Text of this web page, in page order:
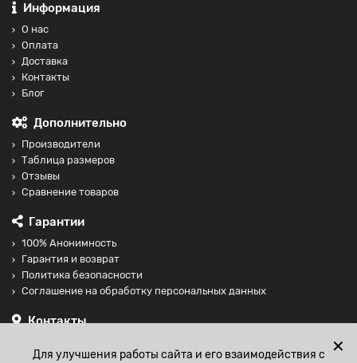
Информация
О нас
Оплата
Доставка
Контакты
Блог
Дополнительно
Производители
Таблица размеров
Отзывы
Сравнение товаров
Гарантии
100% Анонимность
Гарантия и возврат
Политика безопасности
Соглашение на обработку персональных данных
Контакты
sales@fisting-shop.ru
✕
Для улучшения работы сайта и его взаимодействия с